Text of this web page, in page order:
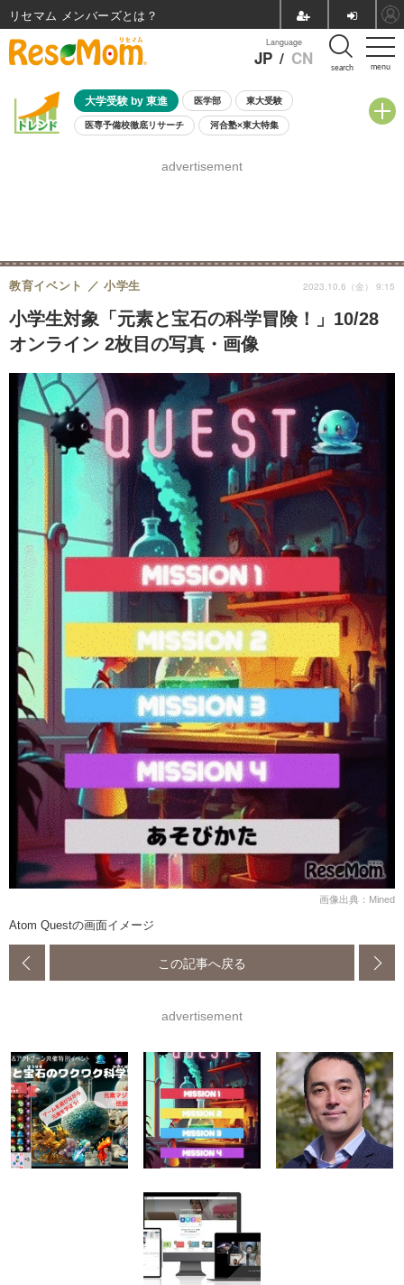
menu
Language
JP / CN search
大学受験 by 東進 医学部 東大受験
医専予備校徹底リサーチ 河合塾×東大特集
8月開催学校説明会・相談会
advertisement
小学生対象「元素と宝石の科学冒険！」10/28
オンライン 2枚目の写真・画像
教育イベント 小学生 2023.10.6（金） 9:15
画像出典：Mined
Atom Questの画面イメージ
この記事へ戻る
advertisement
リセマム メンバーズ